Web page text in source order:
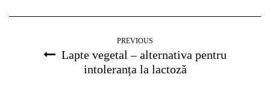
PREVIOUS
Lapte vegetal – alternativa pentru
intoleranța la lactoză